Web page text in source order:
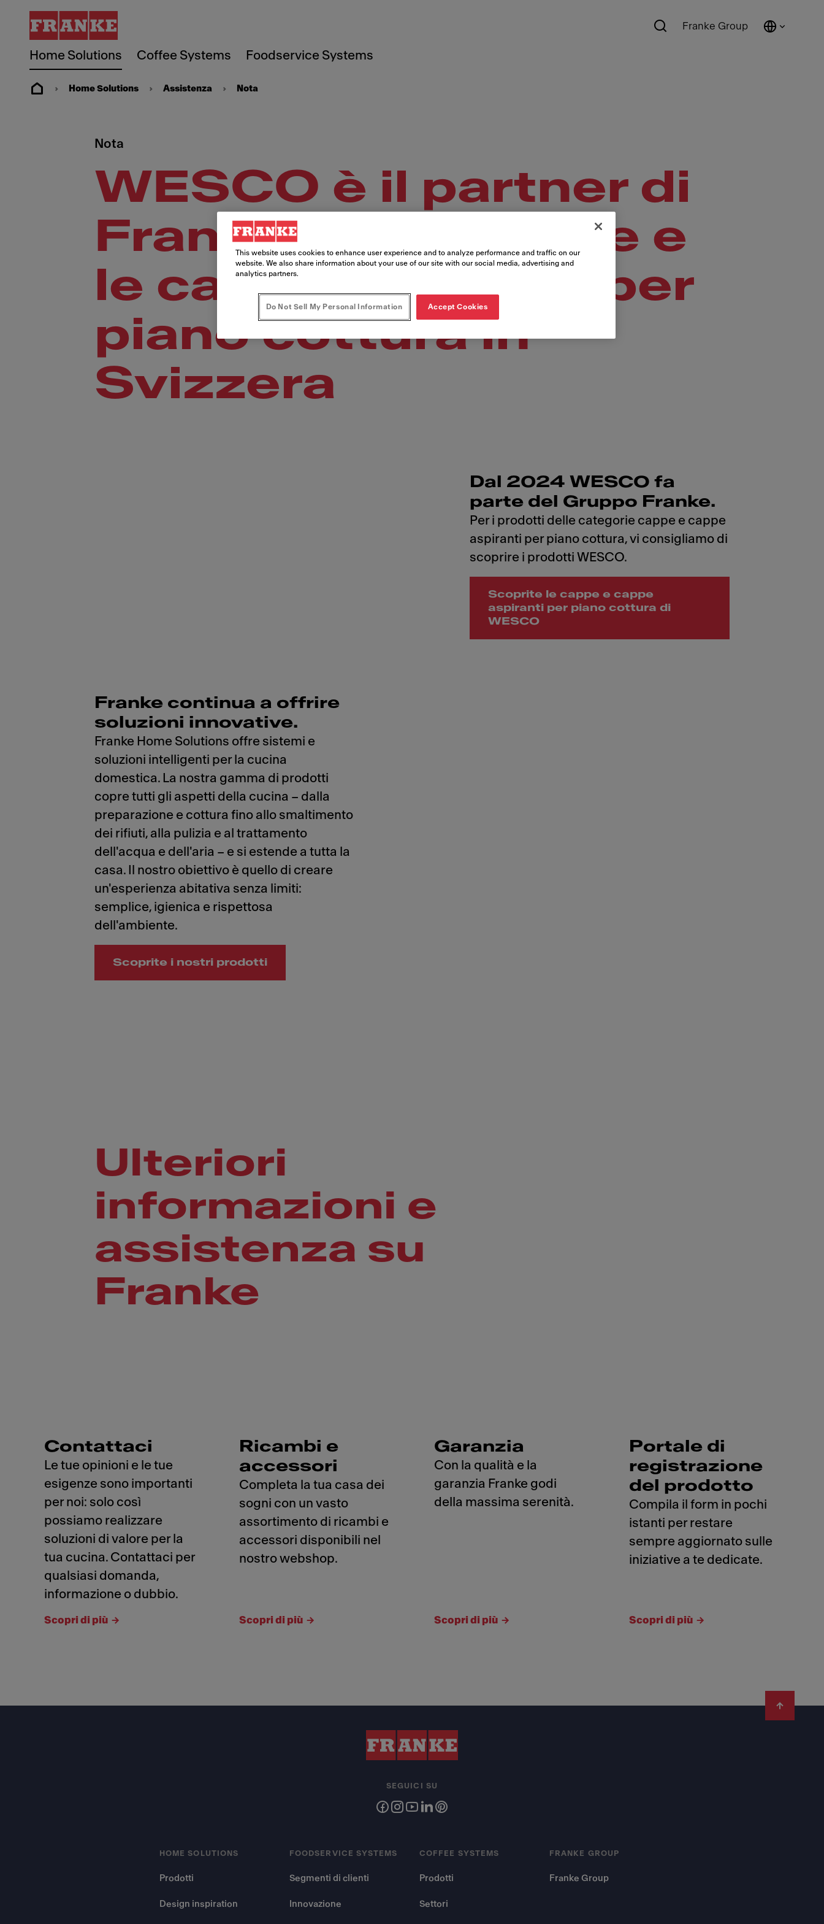
Home Solutions Coffee Systems Foodservice Systems
Franke Group
Home Solutions Assistenza Nota
Nota
WESCO è il partner di
Franke per le cappe e
le cappe aspiranti per
piano cottura in
Svizzera
Dal 2024 WESCO fa
parte del Gruppo Franke.
Per i prodotti delle categorie cappe e cappe
aspiranti per piano cottura, vi consigliamo di
scoprire i prodotti WESCO.
Scoprite le cappe e cappe
aspiranti per piano cottura di
WESCO
Franke continua a offrire
soluzioni innovative.
Franke Home Solutions offre sistemi e
soluzioni intelligenti per la cucina
domestica. La nostra gamma di prodotti
copre tutti gli aspetti della cucina – dalla
preparazione e cottura fino allo smaltimento
dei rifiuti, alla pulizia e al trattamento
dell'acqua e dell'aria – e si estende a tutta la
casa. Il nostro obiettivo è quello di creare
un'esperienza abitativa senza limiti:
semplice, igienica e rispettosa
dell'ambiente.
Scoprite i nostri prodotti
Ulteriori
informazioni e
assistenza su
Franke
Contattaci
Le tue opinioni e le tue
esigenze sono importanti
per noi: solo così
possiamo realizzare
soluzioni di valore per la
tua cucina. Contattaci per
qualsiasi domanda,
informazione o dubbio.
Scopri di più
Ricambi e
accessori
Completa la tua casa dei
sogni con un vasto
assortimento di ricambi e
accessori disponibili nel
nostro webshop.
Scopri di più
Garanzia
Con la qualità e la
garanzia Franke godi
della massima serenità.
Scopri di più
Portale di
registrazione
del prodotto
Compila il form in pochi
istanti per restare
sempre aggiornato sulle
iniziative a te dedicate.
Scopri di più
HOME SOLUTIONS
Prodotti
Design inspiration
FOODSERVICE SYSTEMS
Segmenti di clienti
Innovazione
COFFEE SYSTEMS
Prodotti
Settori
FRANKE GROUP
Franke Group
SEGUICI SU
This website uses cookies to enhance user experience and to analyze performance and traffic on our
website. We also share information about your use of our site with our social media, advertising and
analytics partners.
Do Not Sell My Personal Information Accept Cookies